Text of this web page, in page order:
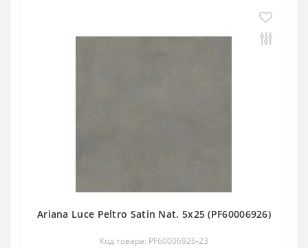
Ariana Luce Peltro Satin Nat. 5х25 (PF60006926)
Код товара: PF60006926-23